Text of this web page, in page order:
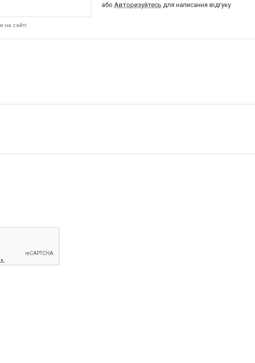
на сайті
абоАвторизуйтесь для написання відгуку